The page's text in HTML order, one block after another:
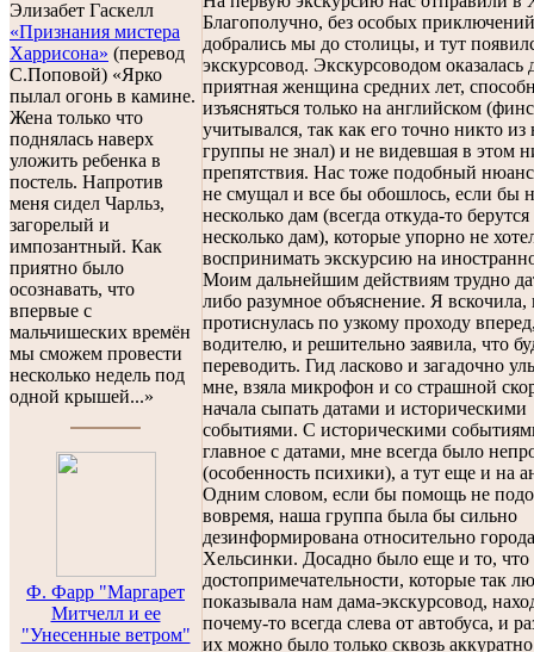
Элизабет Гаскелл
«Признания мистера
Харрисона» (перевод
С.Поповой) «Ярко
пылал огонь в камине.
Жена только что
поднялась наверх
уложить ребенка в
постель. Напротив
меня сидел Чарльз,
загорелый и
импозантный. Как
приятно было
осознавать, что
впервые с
мальчишеских времён
мы сможем провести
несколько недель под
одной крышей...»
Ф. Фарр "Маргарет
Митчелл и ее
"Унесенные ветром"
Благополучно, без особых
добрались мы до столицы, и тут
экскурсовод. Экскурсоводом оказалась
приятная женщина средних лет,
изъясняться только на английском
учитывался, так как его точно никто
группы не знал) и не видевшая в этом
препятствия. Нас тоже подобный
не смущал и все бы обошлось, если бы
несколько дам (всегда откуда-то берутся
несколько дам), которые упорно не
воспринимать экскурсию на
Моим дальнейшим действиям трудно
либо разумное объяснение. Я вскочила,
протиснулась по узкому проходу
водителю, и решительно заявила, что
переводить. Гид ласково и загадочно
мне, взяла микрофон и со страшной
начала сыпать датами и историческими
событиями. С историческими
главное с датами, мне всегда было
(особенность психики), а тут еще и на
Одним словом, если бы помощь не
вовремя, наша группа была бы сильно
дезинформирована относительно города
Хельсинки. Досадно было еще и то, что
достопримечательности, которые так
показывала нам дама-экскурсовод,
почему-то всегда слева от автобуса, и
их можно было только сквозь